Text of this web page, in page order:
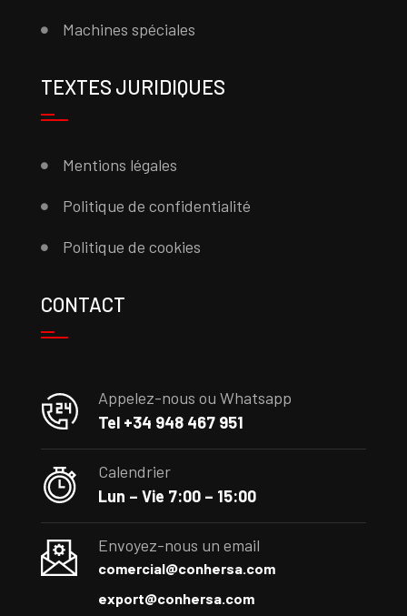
Machines spéciales
TEXTES JURIDIQUES
Mentions légales
Politique de confidentialité
Politique de cookies
CONTACT
Appelez-nous ou Whatsapp
Tel +34 948 467 951
Calendrier
Lun – Vie 7:00 – 15:00
Envoyez-nous un email
comercial@conhersa.com
export@conhersa.com